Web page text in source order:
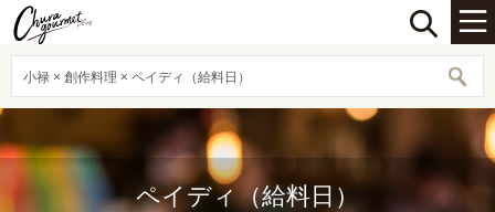
小禄 × 創作料理 × ペイディ（給料日）
ペイディ（給料日）